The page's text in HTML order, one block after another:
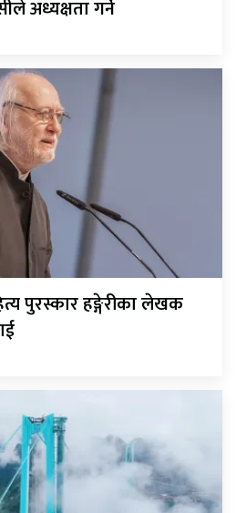
अध्यक्षता गर्ने
पुरस्कार हङ्गेरीका लेखक